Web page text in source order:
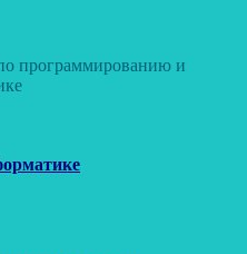
программированию и